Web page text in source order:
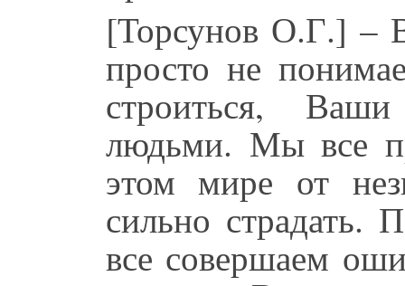
[Торсунов О.Г.] –
просто не
строиться,
людьми. Мы все
этом мире от
сильно страдать.
все совершаем